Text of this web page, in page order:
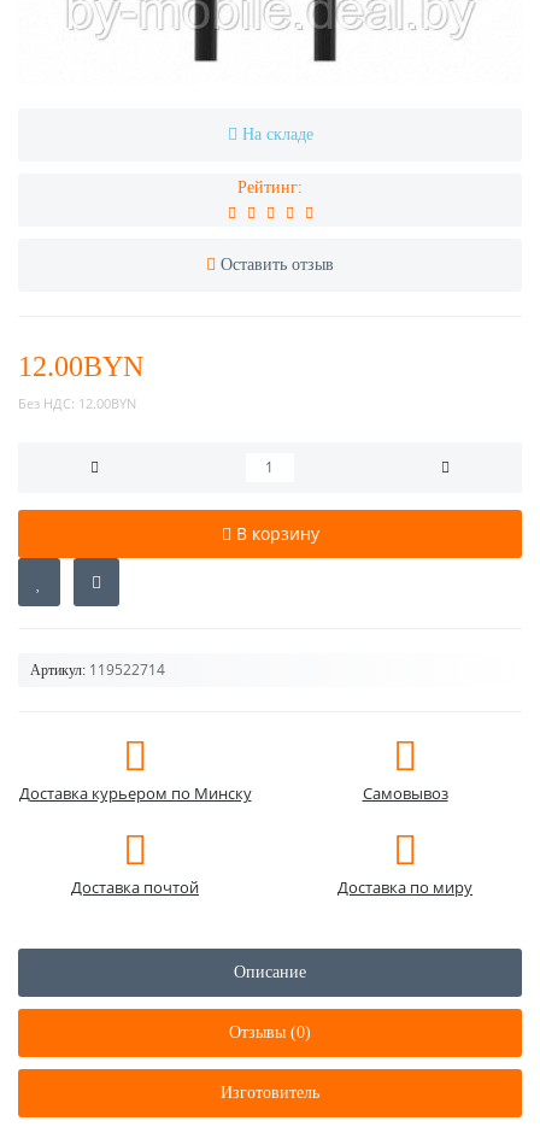
На складе
Рейтинг:
Оставить отзыв
12.00BYN
Без НДС: 12.00BYN
В корзину
Артикул: 119522714
Доставка курьером по Минску Самовывоз
Доставка почтой Доставка по миру
Описание
Отзывы (0)
Изготовитель